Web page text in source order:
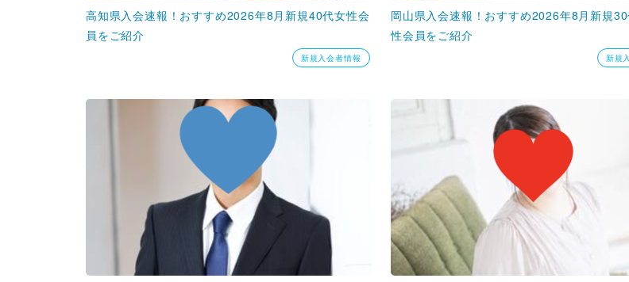
高知県入会速報！おすすめ2026年8月新規40代女性会
員をご紹介
新規入会者情報
岡山県入会速報！おすすめ2026年8月新規
性会員をご紹介
新規